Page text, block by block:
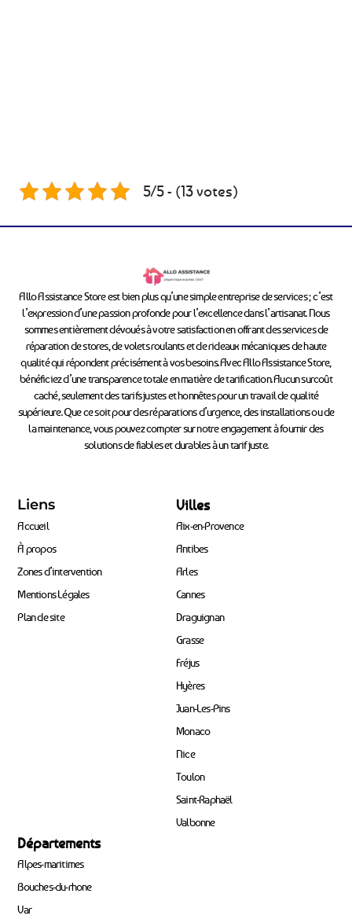
5/5 - (13 votes)
Allo Assistance Store est bien plus qu’une simple entreprise de services ; c’est
l’expression d’une passion profonde pour l’excellence dans l’artisanat. Nous
sommes entièrement dévoués à votre satisfaction en offrant des services de
réparation de stores, de volets roulants et de rideaux mécaniques de haute
qualité qui répondent précisément à vos besoins. Avec Allo Assistance Store,
bénéficiez d’une transparence totale en matière de tarification. Aucun surcoût
caché, seulement des tarifs justes et honnêtes pour un travail de qualité
supérieure. Que ce soit pour des réparations d’urgence, des installations ou de
la maintenance, vous pouvez compter sur notre engagement à fournir des
solutions de fiables et durables à un tarif juste.
Liens
Accueil
À propos
Zones d’intervention
Mentions Légales
Plan de site
Villes
Aix-en-Provence
Antibes
Arles
Cannes
Draguignan
Grasse
Fréjus
Hyères
Juan-Les-Pins
Monaco
Nice
Toulon
Saint-Raphaël
Valbonne
Départements
Alpes-maritimes
Bouches-du-rhone
Var